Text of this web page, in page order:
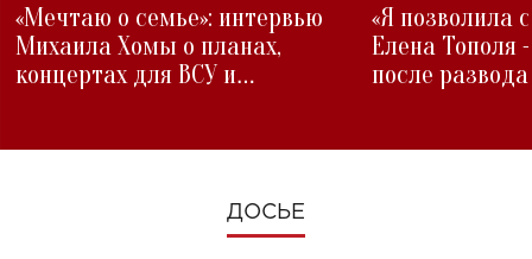
«Мечтаю о семье»: интервью
Михаила Хомы о планах,
концертах для ВСУ и
«Я позволила
Елена Тополя
после развода
ДОСЬЕ